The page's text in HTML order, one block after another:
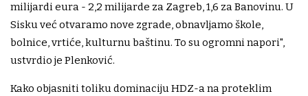
milijardi eura - 2,2 milijarde za Zagreb, 1,6 za Banovinu. U
Sisku već otvaramo nove zgrade, obnavljamo škole,
bolnice, vrtiće, kulturnu baštinu. To su ogromni napori",
ustvrdio je Plenković.
Kako objasniti toliku dominaciju HDZ-a na proteklim